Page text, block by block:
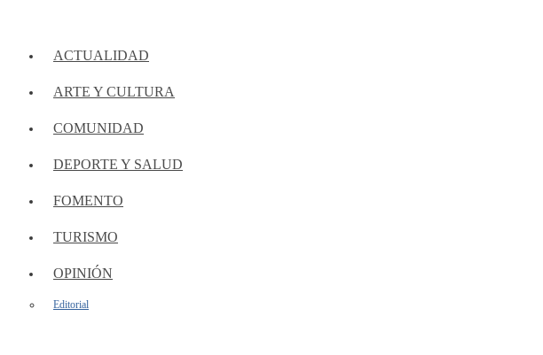
ACTUALIDAD
ARTE Y CULTURA
COMUNIDAD
DEPORTE Y SALUD
FOMENTO
TURISMO
OPINIÓN
Editorial